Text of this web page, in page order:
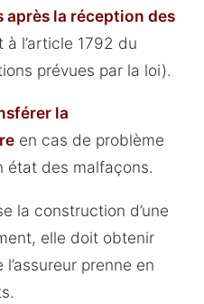
après la réception des
l’article 1792 du
prévues par la loi).
la
en cas de problème
état des malfaçons.
la construction d’une
elle doit obtenir
prenne en